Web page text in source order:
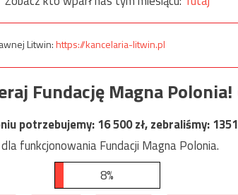
Litwin:https://kancelaria-litwin.pl
Fundację Magna Polonia!
potrzebujemy:16 500zł, zebraliśmy:1351
funkcjonowania Fundacji Magna Polonia.
8%